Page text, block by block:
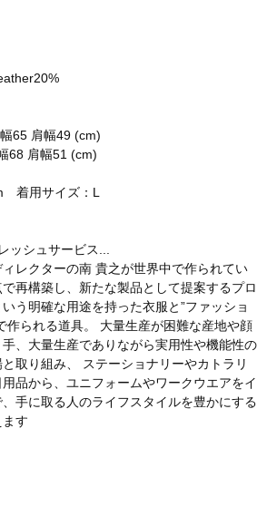
65 肩幅49 (cm)
68 肩幅51 (cm)
着用サイズ：L
ッシュサービス...
レクターの南 貴之が世界中で作られてい
再構築し、新たな製品として提案するプロ
いう明確な用途を持った衣服と”ファッショ
作られる道具。 大量生産が困難な産地や顔
、大量生産でありながら実用性や機能性の
取り組み、 ステーショナリーやカトラリ
品から、ユニフォームやワークウエアをイ
、手に取る人のライフスタイルを豊かにする
す